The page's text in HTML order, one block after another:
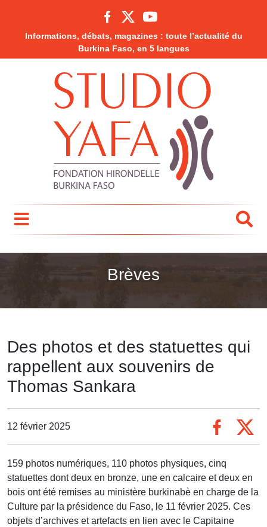
Informations, débats, magazines : toute l’actualité du
Burkina Faso, en 5 langues
Brèves
Des photos et des statuettes qui
rappellent aux souvenirs de
Thomas Sankara
12 février 2025
159 photos numériques, 110 photos physiques, cinq
statuettes dont deux en bronze, une en calcaire et deux en
bois ont été remises au ministère burkinabè en charge de la
Culture par la présidence du Faso, le 11 février 2025. Ces
objets d’archives et artefacts en lien avec le Capitaine